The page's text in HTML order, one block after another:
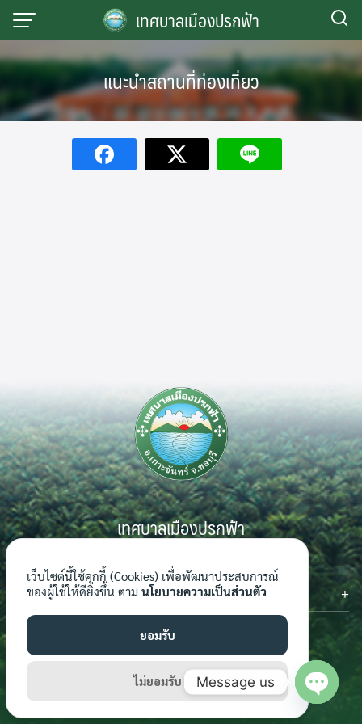
Skip
เทศบาลเมืองปรกฟ้า
Search
for: Search
แนะนำสถานที่ท่องเที่ยว
เทศบาลเมืองปรกฟ้า
ติดต่อเรา
โทรศัพท์ : 0-3816-7062-4
โทรสาร : 0-3816-7062-4 ต่อ 124
อีเมล์ : saraban_04201101@dla.go.th
เว็บไซต์ : www.prokfa.go.th
Message us
เว็บไซต์นี้ใช้คุกกี้ (Cookies) เพื่อพัฒนาประสบการณ์
ของผู้ใช้ให้ดียิ่งขึ้น ตาม นโยบายความเป็นส่วนตัว
ยอมรับ
ไม่ยอมรับ